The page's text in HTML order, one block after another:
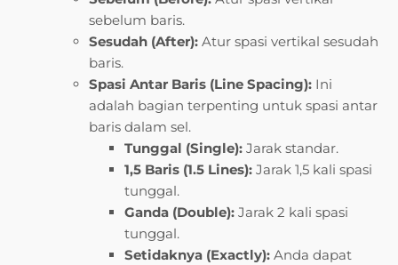
sebelum baris.
Sesudah (After): Atur spasi vertikal sesudah
baris.
Spasi Antar Baris (Line Spacing): Ini
adalah bagian terpenting untuk spasi antar
baris dalam sel.
Tunggal (Single): Jarak standar.
1,5 Baris (1.5 Lines): Jarak 1,5 kali spasi
tunggal.
Ganda (Double): Jarak 2 kali spasi
tunggal.
Setidaknya (Exactly): Anda dapat